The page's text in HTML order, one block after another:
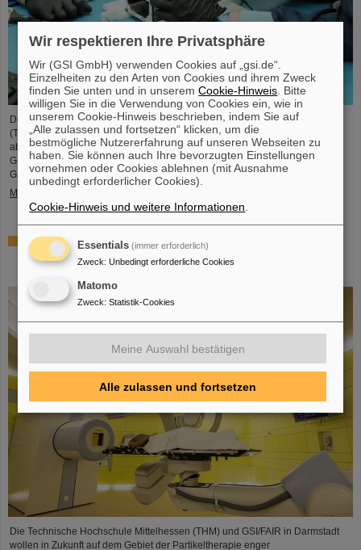
Der studentische Raumfahrtverein TU Darmstadt Space Technology e.V.
(TUDSaT) hat erfolgreich den Zusammenbau des TRACE-Satelliten
abgeschlossen – in der Reinraumumgebung des Detektorlabors von
GSI/FAIR. Mit an Bord des Satelliten befinden sich auch Detektoren von
GSI/FAIR, mit denen geladene Teilchen im Orbit gemessen werden sollen.
Mehr »
Zusammenarbeit bei Forschung und Anwendung der
Partikeltherapie – THM und GSI/FAIR schließen
Kooperationsvereinbarung
Die Technische Hochschule Mittelhessen (THM) und GSI/FAIR in Darmstadt
wollen in Zukunft auf dem Gebiet der Partikeltherapie enger
Wir respektieren Ihre Privatsphäre
Wir (GSI GmbH) verwenden Cookies auf „gsi.de“.
Einzelheiten zu den Arten von Cookies und ihrem Zweck
finden Sie unten und in unseremCookie-Hinweis . Bitte
willigen Sie in die Verwendung von Cookies ein, wie in
unserem Cookie-Hinweis beschrieben, indem Sie auf
„Alle zulassen und fortsetzen“ klicken, um die
bestmögliche Nutzererfahrung auf unseren Webseiten zu
haben. Sie können auch Ihre bevorzugten Einstellungen
vornehmen oder Cookies ablehnen (mit Ausnahme
unbedingt erforderlicher Cookies).
Cookie-Hinweis und weitere Informationen
Essentials (immer erforderlich)
Zweck: Unbedingt erforderliche Cookies
Matomo
Zweck: Statistik-Cookies
Meine Auswahl bestätigen
Alle zulassen und fortsetzen